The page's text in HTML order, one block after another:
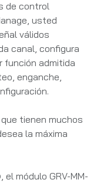
de control
usted
válidos
canal, configura
función admitida
enganche,
tienen muchos
la máxima
módulo GRV-MM-